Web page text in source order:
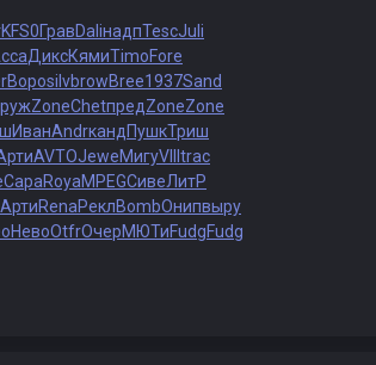
KFS0ГравDaliнадпTescJuli
ДиксКямиTimoFore
ВороsilvbrowBree1937Sand
ZoneChetпредZoneZone
ИванAndrкандПушкТриш
AVTOJeweМигуVIII trac
СараRoyaMPEGСивеЛитР
АртиRenaРеклBombОнипвыру
НевоOtfrОчерМЮТиFudgFudg